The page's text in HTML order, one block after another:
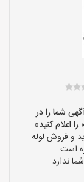
شما را در
و فروش لوله
است
ندارد.